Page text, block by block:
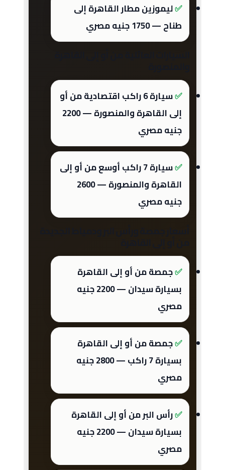
ليموزين مطار القاهرة إلى
طناح — 1750 جنيه مصري
سيارة 6 راكب اقتصادية من أو
إلى القاهرة والمنصورة — 2200
جنيه مصري
سيارة 7 راكب أوسع من أو إلى
القاهرة والمنصورة — 2600
جنيه مصري
جمصة من أو إلى القاهرة
بسيارة سيدان — 2200 جنيه
مصري
جمصة من أو إلى القاهرة
بسيارة 7 راكب — 2800 جنيه
مصري
رأس البر من أو إلى القاهرة
بسيارة سيدان — 2200 جنيه
مصري